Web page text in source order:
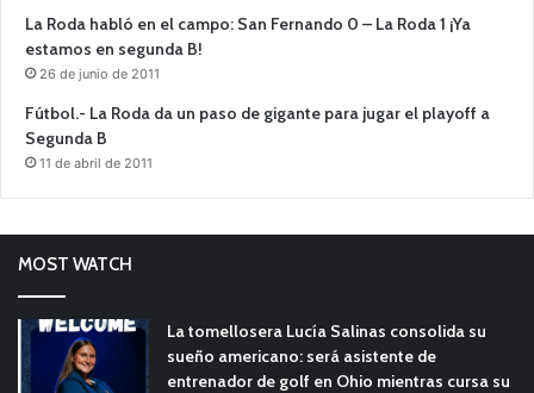
La Roda habló en el campo: San Fernando 0 – La Roda 1 ¡Ya
estamos en segunda B!
26 de junio de 2011
Fútbol.- La Roda da un paso de gigante para jugar el playoff a
Segunda B
11 de abril de 2011
MOST WATCH
La tomellosera Lucía Salinas consolida su
sueño americano: será asistente de
entrenador de golf en Ohio mientras cursa su